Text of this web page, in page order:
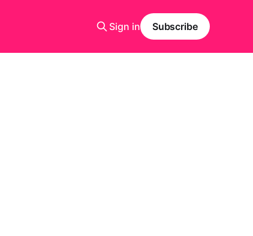
Sign in Subscribe